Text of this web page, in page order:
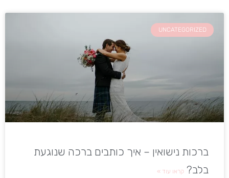
UNCATEGORIZED
ברכות נישואין – איך כותבים ברכה שנוגעת
בלב? קראו עוד »